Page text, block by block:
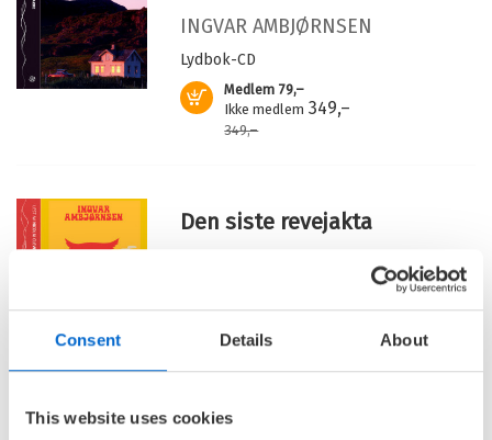
Consent Details About
This website uses cookies
INGVAR AMBJØRNSEN
Lydbok-CD
Medlem 79,–
Ikke medlem 349,–
349,–
Kjøp
Den siste revejakta
INGVAR AMBJØRNSEN
Ikke medlem
349,–
Kjøp